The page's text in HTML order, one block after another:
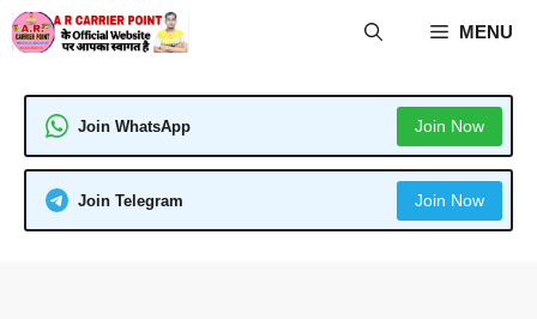
Skip
to
MENU
Join WhatsApp Join Now
Join Telegram Join Now